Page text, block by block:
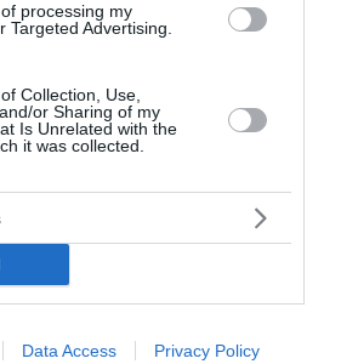
processing my
Targeted Advertising.
Collection, Use,
or Sharing of my
Is Unrelated with the
it was collected.
Data Access Privacy Policy
του αγαπημένου της. Η ίδια,
συγγενείς και συνάδελφοι λένε
2026 Ελλάδα